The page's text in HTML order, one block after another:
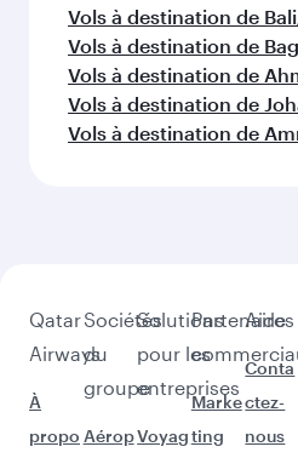
Vols à destination de
Vols à destination de
Vols à destination de
Vols à destination de
Vols à destination de
Qatar
Airways
À
propo
Sociétés
du
groupe
Aérop
Solutions
pour les
entreprises
Voyag
Partenaires
Marke
ting
Aide
Conta
ctez-
nous